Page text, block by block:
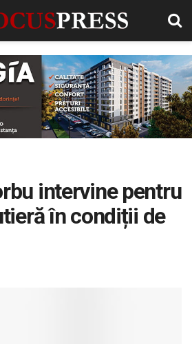
intervine pentru
în condiții de